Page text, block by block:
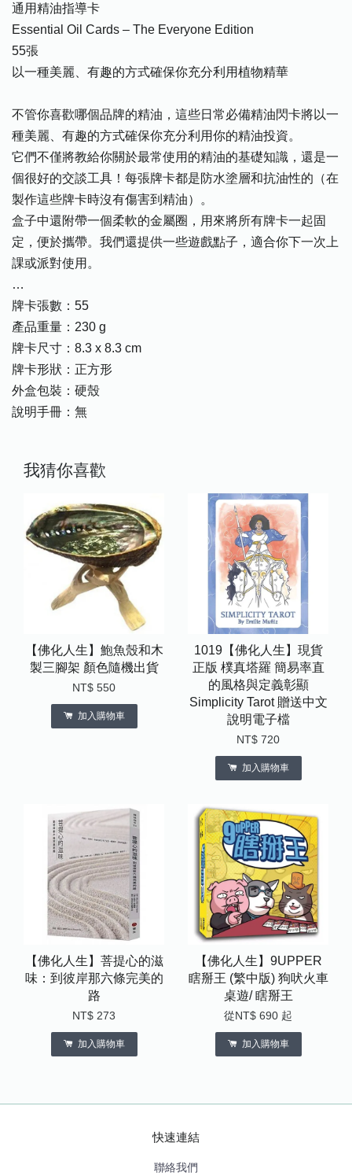
通用精油指導卡
Essential Oil Cards – The Everyone Edition
55張
以一種美麗、有趣的方式確保你充分利用植物精華
不管你喜歡哪個品牌的精油，這些日常必備精油閃卡將以一
種美麗、有趣的方式確保你充分利用你的精油投資。
它們不僅將教給你關於最常使用的精油的基礎知識，還是一
個很好的交談工具！每張牌卡都是防水塗層和抗油性的（在
製作這些牌卡時沒有傷害到精油）。
盒子中還附帶一個柔軟的金屬圈，用來將所有牌卡一起固
定，便於攜帶。我們還提供一些遊戲點子，適合你下一次上
課或派對使用。
…
牌卡張數：55
產品重量：230 g
牌卡尺寸：8.3 x 8.3 cm
牌卡形狀：正方形
外盒包裝：硬殼
說明手冊：無
我猜你喜歡
【佛化人生】鮑魚殼和木
製三腳架 顏色隨機出貨
NT$ 550
加入購物車
1019【佛化人生】現貨
正版 樸真塔羅 簡易率直
的風格與定義彰顯
Simplicity Tarot 贈送中文
說明電子檔
NT$ 720
加入購物車
【佛化人生】菩提心的滋
味：到彼岸那六條完美的
路
NT$ 273
加入購物車
【佛化人生】9UPPER
瞎掰王 (繁中版) 狗吠火車
桌遊/ 瞎掰王
從NT$ 690 起
加入購物車
快速連結
聯絡我們